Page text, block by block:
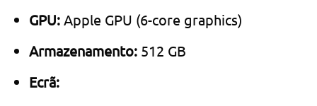
GPU: Apple GPU (6-core graphics)
Armazenamento: 512 GB
Ecrã: